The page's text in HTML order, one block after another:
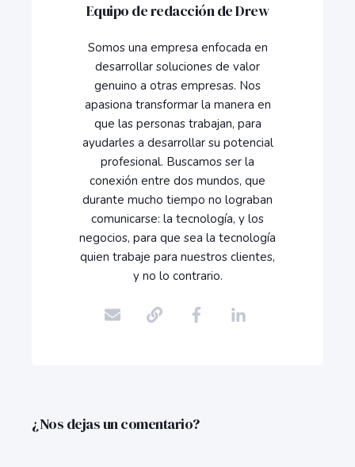
Equipo de redacción de Drew
Somos una empresa enfocada en
desarrollar soluciones de valor
genuino a otras empresas. Nos
apasiona transformar la manera en
que las personas trabajan, para
ayudarles a desarrollar su potencial
profesional. Buscamos ser la
conexión entre dos mundos, que
durante mucho tiempo no lograban
comunicarse: la tecnología, y los
negocios, para que sea la tecnología
quien trabaje para nuestros clientes,
y no lo contrario.
¿Nos dejas un comentario?